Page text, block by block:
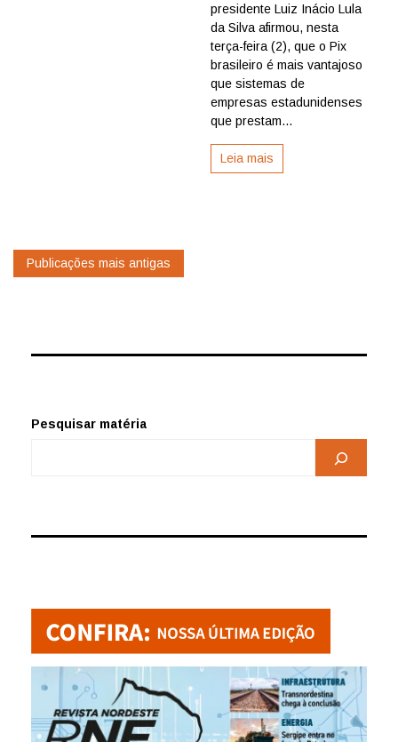
assusta
presidente Luiz Inácio Lula
da Silva afirmou, nesta
terça-feira (2), que o Pix
brasileiro é mais vantajoso
que sistemas de
empresas estadunidenses
que prestam...
Leia mais
Navegação
Publicações mais antigas
Pesquisar matéria